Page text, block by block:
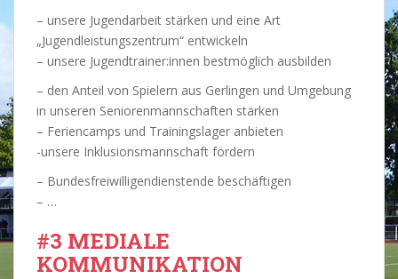
– unsere Jugendarbeit stärken und eine Art
„Jugendleistungszentrum“ entwickeln
– unsere Jugendtrainer:innen bestmöglich ausbilden
– den Anteil von Spielern aus Gerlingen und Umgebung
in unseren Seniorenmannschaften stärken
– Feriencamps und Trainingslager anbieten
-unsere Inklusionsmannschaft fördern
– Bundesfreiwilligendienstende beschäftigen
– …
#3 MEDIALE
KOMMUNIKATION